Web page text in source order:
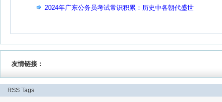
2024年广东公务员考试常识积累：历史中各朝代盛世
友情链接：
RSS Tags